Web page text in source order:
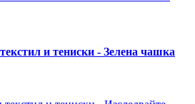
и тениски - Зелена чашка